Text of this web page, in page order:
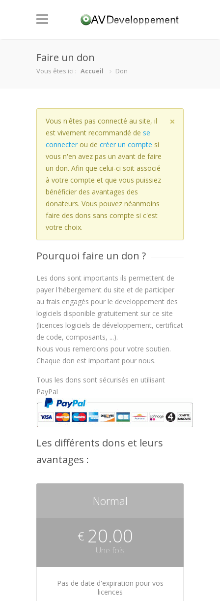
Faire un don
Vous êtes ici : Accueil Don
Vous n'êtes pas connecté au site, il
est vivement recommandé de se
connecter ou de créer un compte si
vous n'en avez pas un avant de faire
un don. Afin que celui-ci soit associé
à votre compte et que vous puissiez
bénéficier des avantages des
donateurs. Vous pouvez néanmoins
faire des dons sans compte si c'est
votre choix.
Pourquoi faire un don ?
Les dons sont importants ils permettent de
payer l'hébergement du site et de participer
au frais engagés pour le developpement des
logiciels disponible gratuitement sur ce site
(licences logiciels de développement, certificat
de code, composants, ...).
Nous vous remercions pour votre soutien.
Chaque don est important pour nous.
Tous les dons sont sécurisés en utilisant
PayPal
Les différents dons et leurs
avantages :
Normal
€ 20.00
Une fois
Pas de date d'expiration pour vos
licences